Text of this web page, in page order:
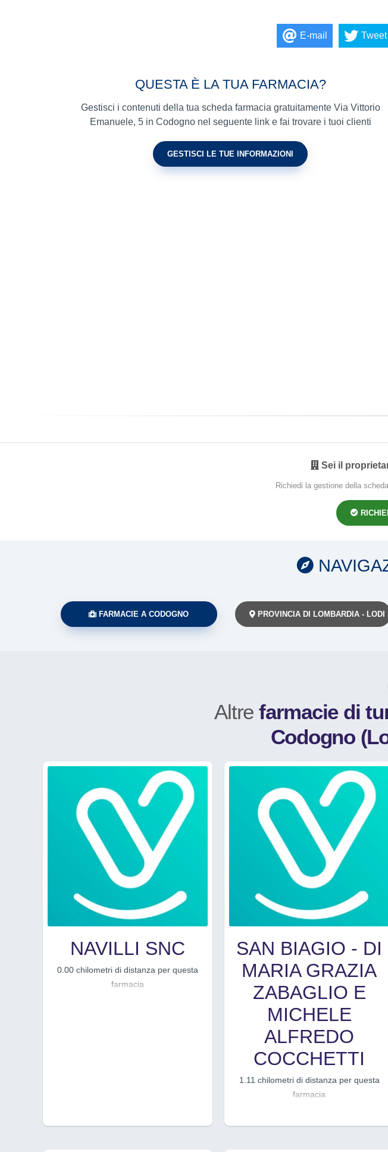
E-mail Tweet
QUESTA È LA TUA FARMACIA?
Gestisci i contenuti della tua scheda farmacia gratuitamente Via Vittorio
Emanuele, 5 in Codogno nel seguente link e fai trovare i tuoi clienti
Sei il
Richiedi la gestione della
FARMACIE A CODOGNO PROVINCIA DI LOMBARDIA - LODI
Altre farmacie di
Codogno
NAVILLI SNC
0.00 chilometri di distanza per questa
farmacia
SAN BIAGIO - DI
MARIA GRAZIA
ZABAGLIO E
MICHELE
ALFREDO
COCCHETTI
1.11 chilometri di distanza per questa
farmacia